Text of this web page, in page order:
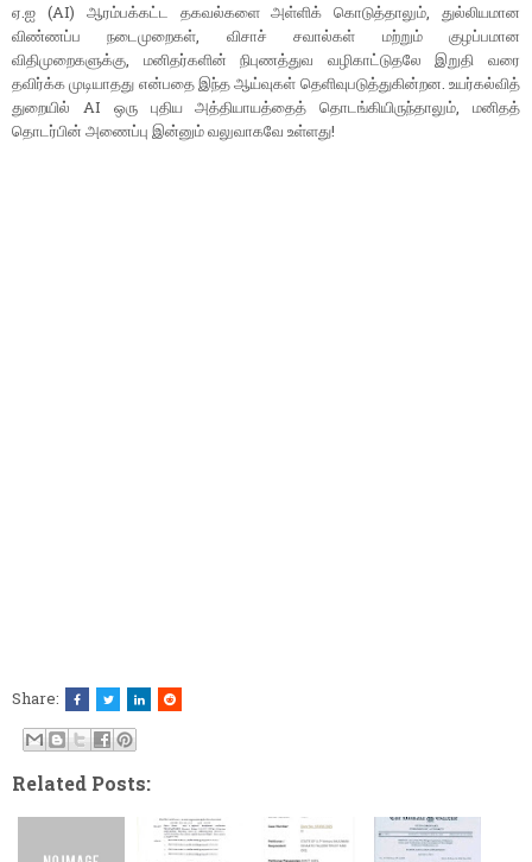
ஏ.ஐ (AI) ஆரம்பக்கட்ட தகவல்களை அள்ளிக் கொடுத்தாலும், துல்லியமான
விண்ணப்ப நடைமுறைகள், விசாச் சவால்கள் மற்றும் குழப்பமான
விதிமுறைகளுக்கு, மனிதர்களின் நிபுணத்துவ வழிகாட்டுதலே இறுதி வரை
தவிர்க்க முடியாதது என்பதை இந்த ஆய்வுகள் தெளிவுபடுத்துகின்றன. உயர்கல்வித்
துறையில் AI ஒரு புதிய அத்தியாயத்தைத் தொடங்கியிருந்தாலும், மனிதத்
தொடர்பின் அணைப்பு இன்னும் வலுவாகவே உள்ளது!
Share:
Related Posts: